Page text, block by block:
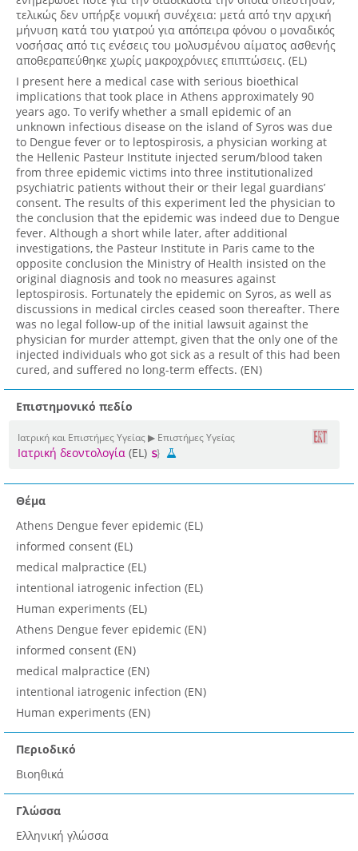
τελικώς δεν υπήρξε νομική συνέχεια: μετά από την αρχική
μήνυση κατά του γιατρού για απόπειρα φόνου ο μοναδικός
νοσήσας από τις ενέσεις του μολυσμένου αίματος ασθενής
αποθεραπεύθηκε χωρίς μακροχρόνιες επιπτώσεις. (EL)
I present here a medical case with serious bioethical
implications that took place in Athens approximately 90
years ago. To verify whether a small epidemic of an
unknown infectious disease on the island of Syros was due
to Dengue fever or to leptospirosis, a physician working at
the Hellenic Pasteur Institute injected serum/blood taken
from three epidemic victims into three institutionalized
psychiatric patients without their or their legal guardians’
consent. The results of this experiment led the physician to
the conclusion that the epidemic was indeed due to Dengue
fever. Although a short while later, after additional
investigations, the Pasteur Institute in Paris came to the
opposite conclusion the Ministry of Health insisted on the
original diagnosis and took no measures against
leptospirosis. Fortunately the epidemic on Syros, as well as
discussions in medical circles ceased soon thereafter. There
was no legal follow-up of the initial lawsuit against the
physician for murder attempt, given that the only one of the
injected individuals who got sick as a result of this had been
cured, and suffered no long-term effects. (EN)
Επιστημονικό πεδίο
Ιατρική και Επιστήμες Υγείας ▶ Επιστήμες Υγείας
Ιατρική δεοντολογία (EL)
Θέμα
Athens Dengue fever epidemic (EL)
informed consent (EL)
medical malpractice (EL)
intentional iatrogenic infection (EL)
Human experiments (EL)
Athens Dengue fever epidemic (EN)
informed consent (EN)
medical malpractice (EN)
intentional iatrogenic infection (EN)
Human experiments (EN)
Περιοδικό
Βιοηθικά
Γλώσσα
Ελληνική γλώσσα